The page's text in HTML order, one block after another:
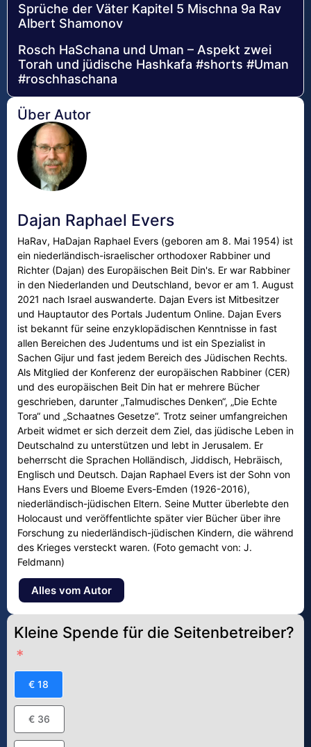
Sprüche der Väter Kapitel 5 Mischna 9a Rav
Albert Shamonov
Rosch HaSchana und Uman – Aspekt zwei
Torah und jüdische Hashkafa #shorts #Uman
#roschhaschana
Über Autor
Dajan Raphael Evers
HaRav, HaDajan Raphael Evers (geboren am 8. Mai 1954) ist
ein niederländisch-israelischer orthodoxer Rabbiner und
Richter (Dajan) des Europäischen Beit Din's. Er war Rabbiner
in den Niederlanden und Deutschland, bevor er am 1. August
2021 nach Israel auswanderte. Dajan Evers ist Mitbesitzer
und Hauptautor des Portals Judentum Online. Dajan Evers
ist bekannt für seine enzyklopädischen Kenntnisse in fast
allen Bereichen des Judentums und ist ein Spezialist in
Sachen Gijur und fast jedem Bereich des Jüdischen Rechts.
Als Mitglied der Konferenz der europäischen Rabbiner (CER)
und des europäischen Beit Din hat er mehrere Bücher
geschrieben, darunter „Talmudisches Denken“, „Die Echte
Tora“ und „Schaatnes Gesetze“. Trotz seiner umfangreichen
Arbeit widmet er sich derzeit dem Ziel, das jüdische Leben in
Deutschalnd zu unterstützen und lebt in Jerusalem. Er
beherrscht die Sprachen Holländisch, Jiddisch, Hebräisch,
Englisch und Deutsch. Dajan Raphael Evers ist der Sohn von
Hans Evers und Bloeme Evers-Emden (1926-2016),
niederländisch-jüdischen Eltern. Seine Mutter überlebte den
Holocaust und veröffentlichte später vier Bücher über ihre
Forschung zu niederländisch-jüdischen Kindern, die während
des Krieges versteckt waren. (Foto gemacht von: J.
Feldmann)
Alles vom Autor
Kleine Spende für die Seitenbetreiber?
€ 18
€ 36